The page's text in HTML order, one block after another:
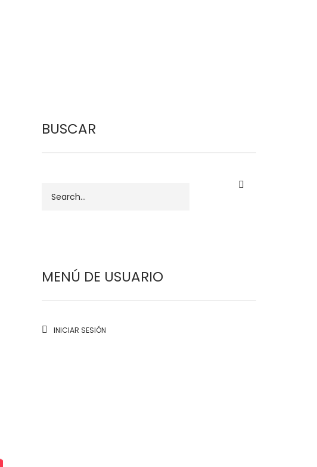
BUSCAR
Buscar
MENÚ DE USUARIO
INICIAR SESIÓN